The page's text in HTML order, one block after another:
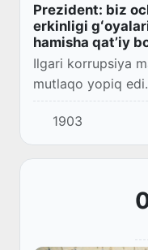
Prezident: biz
erkinligi
hamisha qatʼiy
Ilgari korrupsiya
mutlaqo yopiq
ochiqlik va
oʻzgardi.
1903